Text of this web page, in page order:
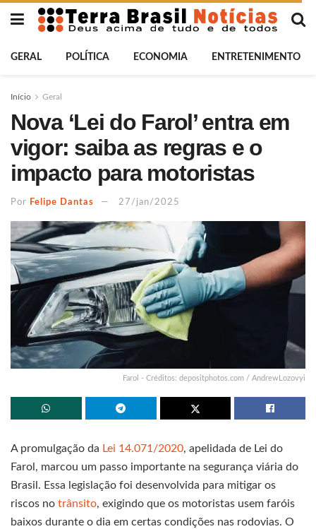
GERAL POLÍTICA ECONOMIA ENTRETENIMENTO
Início Geral
Nova ‘Lei do Farol’ entra em
vigor: saiba as regras e o
impacto para motoristas
Por Felipe Dantas 27/jan/2025
Farol - Créditos: depositphotos.com / AndrewLozovyi
A promulgação da Lei 14.071/2020, apelidada de Lei do
Farol, marcou um passo importante na segurança viária do
Brasil. Essa legislação foi desenvolvida para mitigar os
riscos no trânsito, exigindo que os motoristas usem faróis
baixos durante o dia em certas condições nas rodovias. O